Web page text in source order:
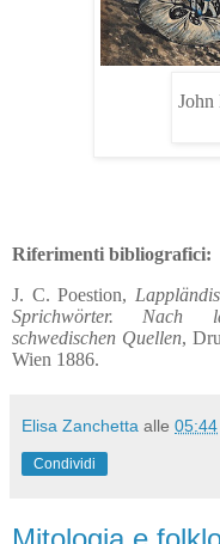
John
Riferimenti bibliografici:
J. C. Poestion,
Sprichwörter. Nach
schwedischen Quellen,
Wien 1886.
Elisa Zanchetta alle 05:44
Condividi